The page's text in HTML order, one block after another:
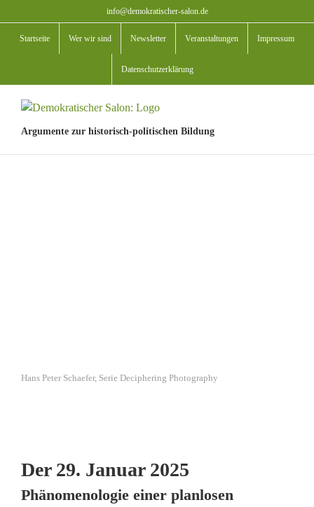
Inhalt
springen
info@demokratischer-salon.de
Startseite Wer wir sind Newsletter Veranstaltungen Impressum
Datenschutzerklärung
Argumente zur historisch-politischen Bildung
Hans Peter Schaefer, Serie Deciphering Photography
Der 29. Januar 2025
Phänomenologie einer planlosen